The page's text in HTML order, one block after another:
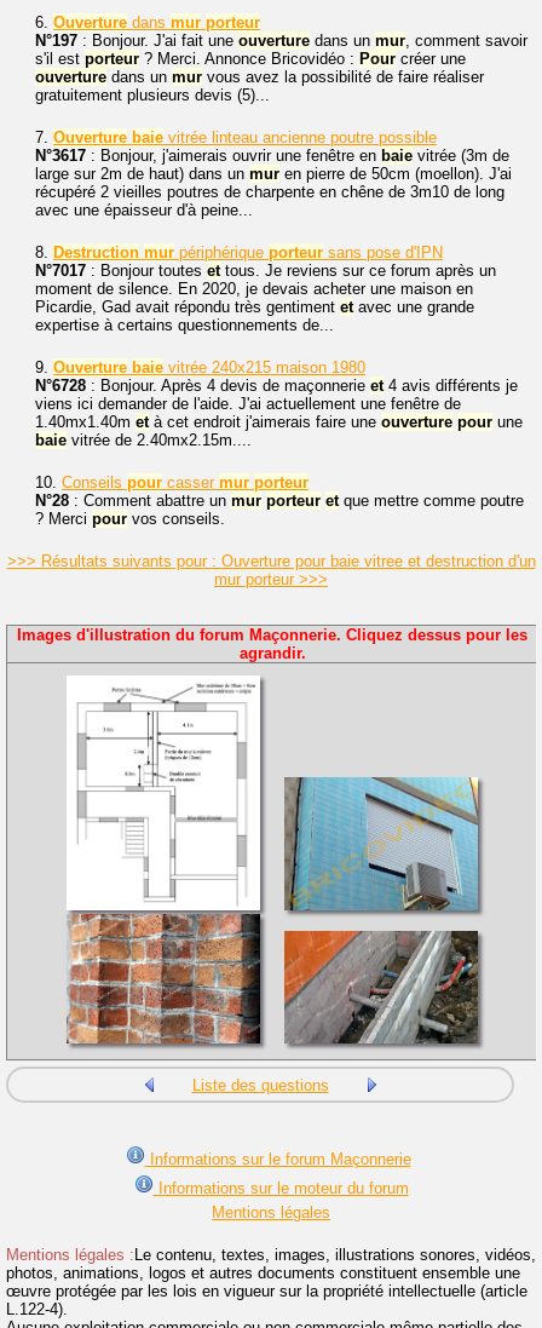
6. Ouverture dans mur porteur
N°197 : Bonjour. J'ai fait une ouverture dans un mur, comment savoir
s'il est porteur ? Merci. Annonce Bricovidéo : Pour créer une
ouverture dans un mur vous avez la possibilité de faire réaliser
gratuitement plusieurs devis (5)...
7. Ouverture baie vitrée linteau ancienne poutre possible
N°3617 : Bonjour, j'aimerais ouvrir une fenêtre en baie vitrée (3m de
large sur 2m de haut) dans un mur en pierre de 50cm (moellon). J'ai
récupéré 2 vieilles poutres de charpente en chêne de 3m10 de long
avec une épaisseur d'à peine...
8. Destruction mur périphérique porteur sans pose d'IPN
N°7017 : Bonjour toutes ettous. Je reviens sur ce forum après un
moment de silence. En 2020, je devais acheter une maison en
Picardie, Gad avait répondu très gentiment etavec une grande
expertise à certains questionnements de...
9. Ouverture baie vitrée 240x215 maison 1980
N°6728 : Bonjour. Après 4 devis de maçonnerie et4 avis différents je
viens ici demander de l'aide. J'ai actuellement une fenêtre de
1.40mx1.40m età cet endroit j'aimerais faire une ouverture pour une
baie vitrée de 2.40mx2.15m....
10. Conseils pour casser mur porteur
N°28 : Comment abattre un mur porteur etque mettre comme poutre
? Merci pour vos conseils.
>>> Résultats suivants pour : Ouverture pour baie vitree et destruction d'un
mur porteur >>>
Images d'illustration du forum Maçonnerie. Cliquez dessus pour les
agrandir.
Liste des questions
Informations sur le forum Maçonnerie
Informations sur le moteur du forum
Mentions légales
Mentions légales : Le contenu, textes, images, illustrations sonores, vidéos,
photos, animations, logos et autres documents constituent ensemble une
œuvre protégée par les lois en vigueur sur la propriété intellectuelle (article
L.122-4).